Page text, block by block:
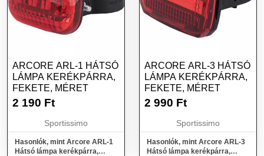
ARCORE ARL-1 HÁTSÓ
LÁMPA KERÉKPÁRRA,
FEKETE, MÉRET
2 190 Ft
Sportissimo
Hasonlók, mint Arcore ARL-1
Hátsó lámpa kerékpárra,
ARCORE ARL-3 HÁTSÓ
LÁMPA KERÉKPÁRRA,
FEKETE, MÉRET
2 990 Ft
Sportissimo
Hasonlók, mint Arcore ARL-3
Hátsó lámpa kerékpárra,